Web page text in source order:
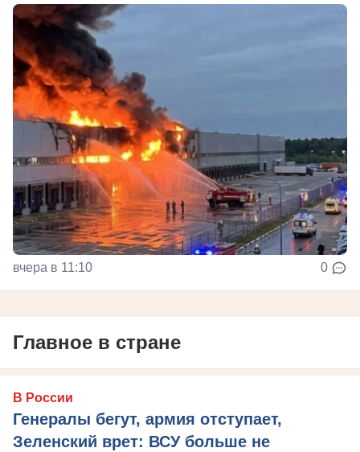
вчера в 11:10 0
Главное в стране
В России
Генералы бегут, армия отступает,
Зеленский врет: ВСУ больше не